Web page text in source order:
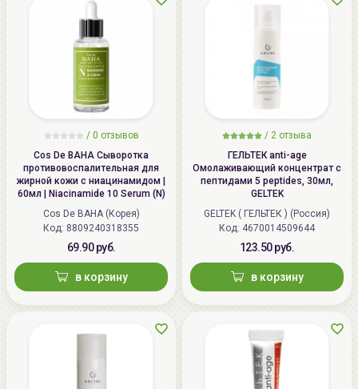
/ 0 отзывов
Cos De BAHA Сыворотка
противовоспалительная для
жирной кожи с ниацинамидом |
60мл | Niacinamide 10 Serum (N)
Cos De BAHA (Корея)
Код: 8809240318355
69.90 руб.
в корзину
/ 2 отзыва
ГЕЛЬТЕК anti-age
Омолаживающий концентрат с
пептидами 5 peptides, 30мл,
GELTEK
GELTEK ( ГЕЛЬТЕК ) (Россия)
Код: 4670014509644
123.50 руб.
в корзину